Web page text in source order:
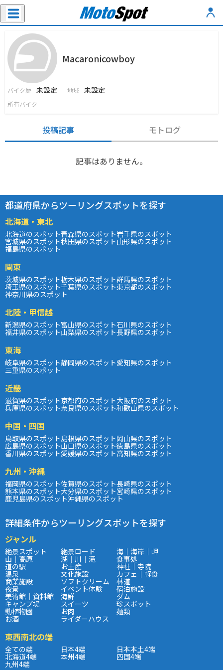
Macaronicowboy
バイク歴 未設定 地域 未設定
所有バイク
投稿記事 モトログ
記事はありません。
都道府県からツーリングスポットを探す
北海道・東北
北海道のスポット青森県のスポット岩手県のスポット
宮城県のスポット秋田県のスポット山形県のスポット
福島県のスポット
関東
茨城県のスポット栃木県のスポット群馬県のスポット
埼玉県のスポット千葉県のスポット東京都のスポット
神奈川県のスポット
北陸・甲信越
新潟県のスポット富山県のスポット石川県のスポット
福井県のスポット山梨県のスポット長野県のスポット
東海
岐阜県のスポット静岡県のスポット愛知県のスポット
三重県のスポット
近畿
滋賀県のスポット京都府のスポット大阪府のスポット
兵庫県のスポット奈良県のスポット和歌山県のスポット
中国・四国
鳥取県のスポット島根県のスポット岡山県のスポット
広島県のスポット山口県のスポット徳島県のスポット
香川県のスポット愛媛県のスポット高知県のスポット
九州・沖縄
福岡県のスポット佐賀県のスポット長崎県のスポット
熊本県のスポット大分県のスポット宮崎県のスポット
鹿児島県のスポット沖縄県のスポット
詳細条件からツーリングスポットを探す
ジャンル
絶景スポット 絶景ロード 海｜海岸｜岬
山｜高原 湖｜川｜滝 食事処
道の駅 お土産 神社｜寺院
温泉 文化施設 カフェ｜軽食
商業施設 ソフトクリーム 林道
夜景 イベント体験 宿泊施設
美術館｜資料館 海鮮 ダム
キャンプ場 スイーツ 珍スポット
動植物園 お肉 麺類
お酒 ライダーハウス
東西南北の端
全ての端 日本4端 日本本土4端
北海道4端 本州4端 四国4端
九州4端